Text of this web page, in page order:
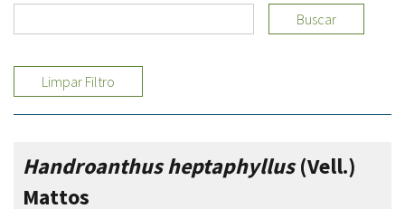
Buscar
Limpar Filtro
Handroanthus heptaphyllus(Vell.)
Mattos